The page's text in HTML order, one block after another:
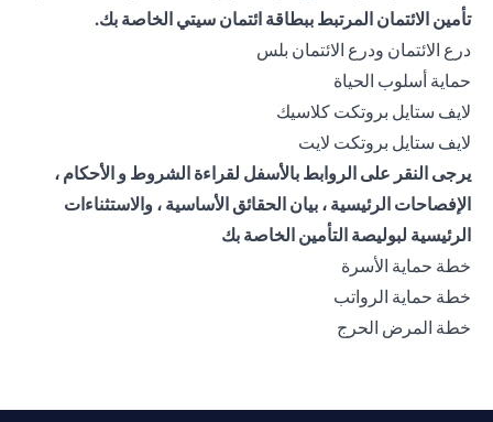
تأمين الائتمان المرتبط ببطاقة ائتمان سيتي الخاصة بك.
درع الائتمان ودرع الائتمان بلس
حماية أسلوب الحياة
لايف ستايل بروتكت كلاسيك
لايف ستايل بروتكت لايت
يرجى النقر على الروابط بالأسفل لقراءة الشروط و الأحكام ،
الإفصاحات الرئيسية ، بيان الحقائق الأساسية ، والاستثناءات
الرئيسية لبوليصة التأمين الخاصة بك
خطة حماية الأسرة
خطة حماية الرواتب
خطة المرض الحرج